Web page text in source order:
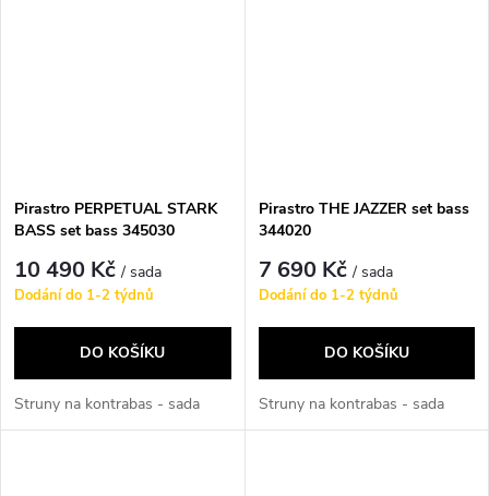
Pirastro PERPETUAL STARK
BASS set bass 345030
10 490 Kč/ sada
Dodání do 1-2 týdnů
DO KOŠÍKU
Struny na kontrabas - sada
Pirastro THE JAZZER set bass
344020
7 690 Kč/ sada
Dodání do 1-2 týdnů
DO KOŠÍKU
Struny na kontrabas - sada